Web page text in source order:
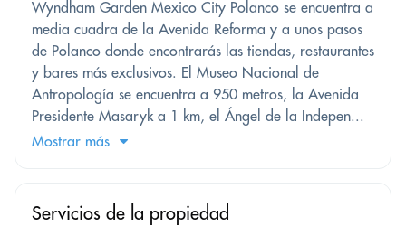
Wyndham Garden Mexico City Polanco se encuentra a
media cuadra de la Avenida Reforma y a unos pasos
de Polanco donde encontrarás las tiendas, restaurantes
y bares más exclusivos. El Museo Nacional de
Antropología se encuentra a 950 metros, la Avenida
Presidente Masaryk a 1 km, el Ángel de la Indepen...
Mostrar más
Servicios de la propiedad